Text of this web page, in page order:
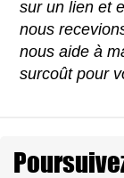
sur un lien et
nous
nous aide à
surcoût pour